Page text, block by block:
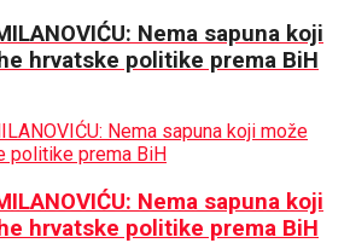
Nema sapuna koji
hrvatske politike prema BiH
Nema sapuna koji
hrvatske politike prema BiH